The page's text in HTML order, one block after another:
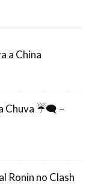
a China
Chuva ☔🗨️ –
Ronin no Clash